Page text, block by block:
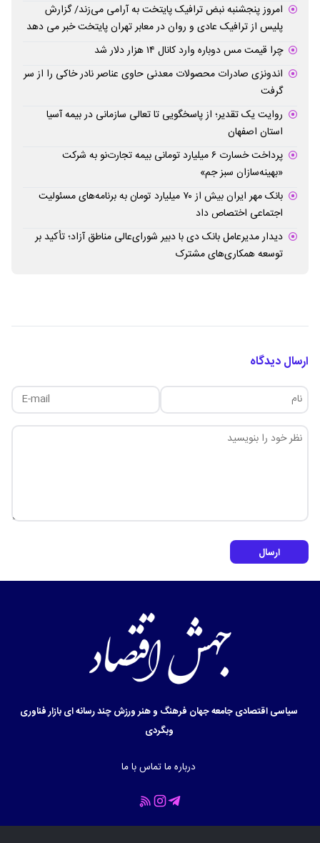
امروز پنجشنبه نبض ترافیک پایتخت به آرامی می‌زند/ گزارش
پلیس از ترافیک عادی و روان در معابر تهران پایتخت خبر می دهد
چرا قیمت مس دوباره وارد کانال ۱۴ هزار دلار شد
اندونزی صادرات محصولات معدنی حاوی عناصر نادر خاکی را از سر
گرفت
روایت یک تقدیر؛ از پاسخگویی تا تعالی سازمانی در بیمه آسیا
استان اصفهان
پرداخت خسارت ۶ میلیارد تومانی بیمه تجارت‌نو به شرکت
«بهینه‌سازان سبز جم»
بانک مهر ایران بیش از ۷۰ میلیارد تومان به برنامه‌های مسئولیت
اجتماعی اختصاص داد
دیدار مدیرعامل بانک دی با دبیر شورای‌عالی مناطق آزاد؛ تأکید بر
توسعه همکاری‌های مشترک
ارسال دیدگاه
ارسال
سیاسیاقتصادیجامعهجهان فرهنگ و هنرورزشچند رسانه ایبازارفناوری
وبگردی
درباره ماتماس با ما